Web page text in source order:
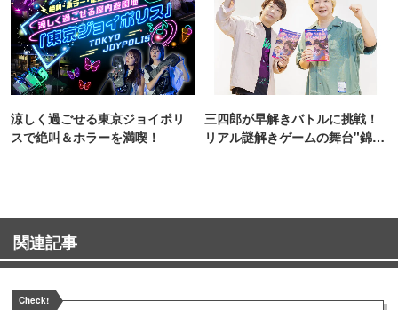
涼しく過ごせる東京ジョイポリ
スで絶叫＆ホラーを満喫！
三四郎が早解きバトルに挑戦！
リアル謎解きゲームの舞台"錦糸
関連記事
Check!